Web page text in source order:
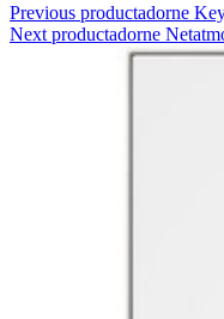
Previous productadorne
Next productadorne